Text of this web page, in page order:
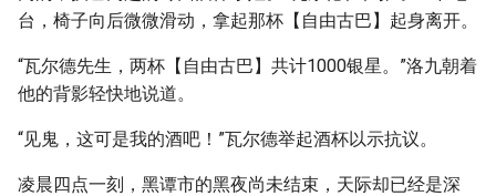
台，椅子向后微微滑动，拿起那杯【自由古巴】起身离开。
“瓦尔德先生，两杯【自由古巴】共计1000银星。”洛九朝着
他的背影轻快地说道。
“见鬼，这可是我的酒吧！”瓦尔德举起酒杯以示抗议。
凌晨四点一刻，黑谭市的黑夜尚未结束，天际却已经是深